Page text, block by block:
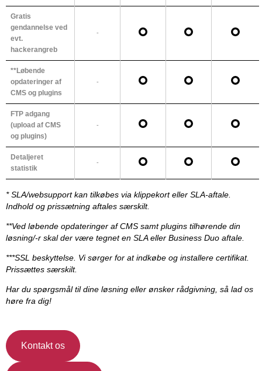
Gratis
gendannelse ved
evt.
hackerangreb
-
**Løbende
opdateringer af
CMS og plugins
-
FTP adgang
(upload af CMS
og plugins)
-
Detaljeret
statistik
-
* SLA/websupport kan tilkøbes via klippekort eller SLA-aftale.
Indhold og prissætning aftales særskilt.
**Ved løbende opdateringer af CMS samt plugins tilhørende din
løsning/-r skal der være tegnet en SLA eller Business Duo aftale.
***SSL beskyttelse. Vi sørger for at indkøbe og installere certifikat.
Prissættes særskilt.
Har du spørgsmål til dine løsning eller ønsker rådgivning, så lad os
høre fra dig!
Kontakt os